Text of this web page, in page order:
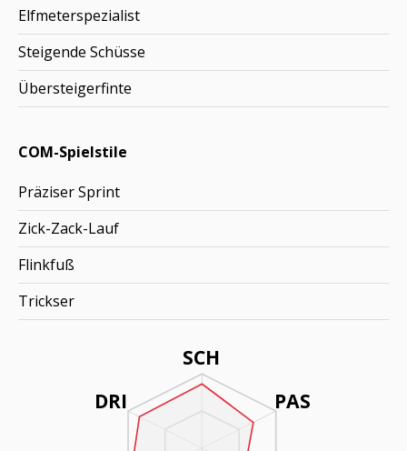
SCH
PAS
DRI
Elfmeterspezialist
Steigende Schüsse
Übersteigerfinte
COM-Spielstile
Präziser Sprint
Zick-Zack-Lauf
Flinkfuß
Trickser